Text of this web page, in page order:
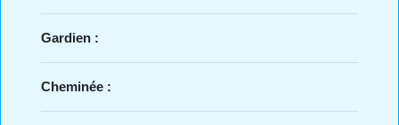
Gardien :
Cheminée :